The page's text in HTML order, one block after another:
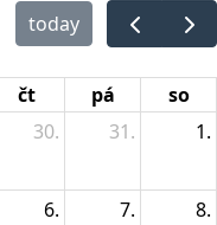
today
čt pá
so
30. 31. 1.
6. 7. 8.